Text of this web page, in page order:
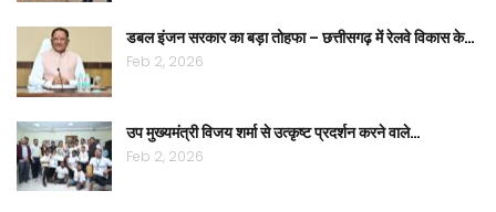
डबल इंजन सरकार का बड़ा तोहफा – छत्तीसगढ़ में रेलवे विकास के…
Feb 2, 2026
उप मुख्यमंत्री विजय शर्मा से उत्कृष्ट प्रदर्शन करने वाले…
Feb 2, 2026